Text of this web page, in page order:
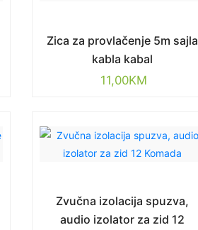
Zica za provlačenje 5m sajla
kabla kabal
11,00KM
Zvučna izolacija spuzva,
audio izolator za zid 12